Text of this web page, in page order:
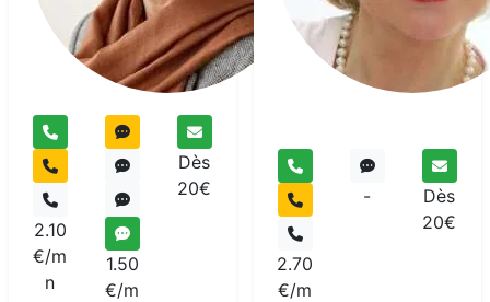
2.10
€/m
n
1.50
€/m
Dès
20€
2.70
€/m
-
Dès
20€